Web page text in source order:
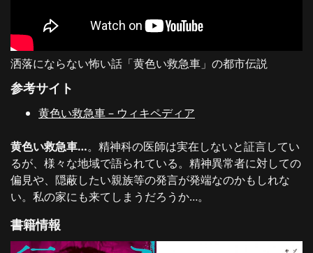
洒落にならない怖い話「黄色い救急車」の都市伝説
参考サイト
黄色い救急車 – ウィキペディア
黄色い救急車…。精神科の医師は実在しないと証言してい
るが、様々な地域で語られている。精神異常者に対しての
偏見や、隠蔽したい親族等の発言が発端なのかもしれな
い。私の家にも来てしまうだろうか…。
書籍情報